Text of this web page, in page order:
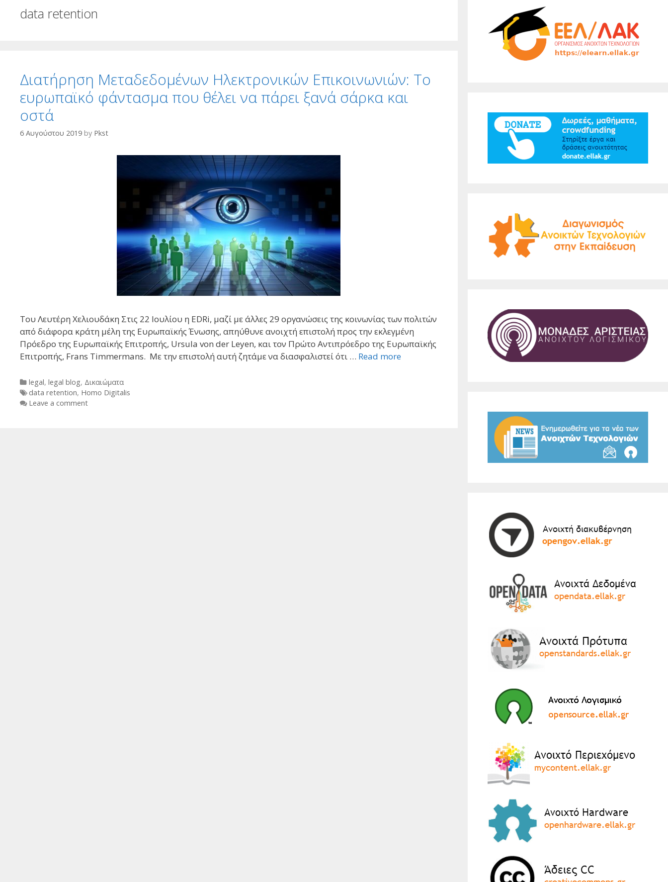
data retention
Διατήρηση Μεταδεδομένων Ηλεκτρονικών Επικοινωνιών: Το
ευρωπαϊκό φάντασμα που θέλει να πάρει ξανά σάρκα και
οστά
6 Αυγούστου 2019 by Pkst
Του Λευτέρη Χελιουδάκη Στις 22 Ιουλίου η EDRi, μαζί με άλλες 29 οργανώσεις της κοινωνίας των πολιτών
από διάφορα κράτη μέλη της Ευρωπαϊκής Ένωσης, απηύθυνε ανοιχτή επιστολή προς την εκλεγμένη
Πρόεδρο της Ευρωπαϊκής Επιτροπής, Ursula von der Leyen, και τον Πρώτο Αντιπρόεδρο της Ευρωπαϊκής
Επιτροπής, Frans Timmermans. Με την επιστολή αυτή ζητάμε να διασφαλιστεί ότι … Read more
Categories
legal, legal blog, Δικαιώματα
Tags
data retention, Homo Digitalis
Leave a comment